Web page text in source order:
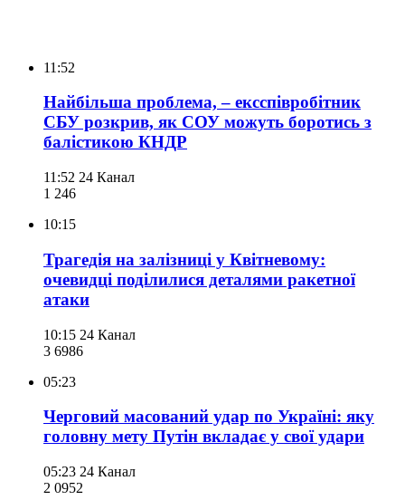
11:52
Найбільша проблема, – ексспівробітник
СБУ розкрив, як СОУ можуть боротись з
балістикою КНДР
11:52 24 Канал
1 246
10:15
Трагедія на залізниці у Квітневому:
очевидці поділилися деталями ракетної
атаки
10:15 24 Канал
3 6986
05:23
Черговий масований удар по Україні: яку
головну мету Путін вкладає у свої удари
05:23 24 Канал
2 0952